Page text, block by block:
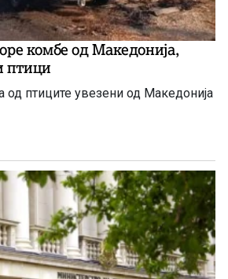
комбе од Македонија,
птици
од птиците увезени од Македонија